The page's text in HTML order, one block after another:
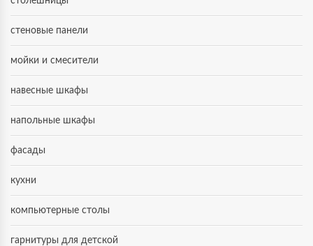
стеновые панели
мойки и смесители
навесные шкафы
напольные шкафы
фасады
кухни
компьютерные столы
гарнитуры для детской